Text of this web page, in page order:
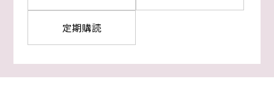
定期購読